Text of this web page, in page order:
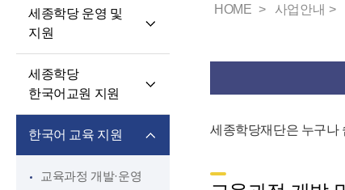
세종학당 운영 및
지원
세종학당 신규 지정
세종학당 운영 지원
세종학당
한국어교원 지원
한국어교원의 직무와
핵심 역량
교원 전문성 강화
한국어 교육 지원
교육과정 개발·운영
HOME 사업안내
세종학당재단은 누구나